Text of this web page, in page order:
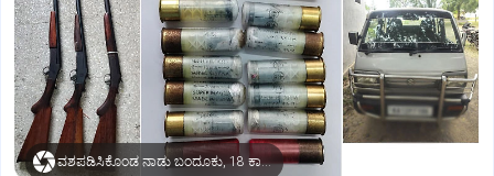
ವಶಪಡಿಸಿಕೊಂಡ ನಾಡು ಬಂದೂಕು, 18 ಕಾರ್ಟ್ರಿಜ್‌ ಗುಂಡುಗಳು, ಓಮ್ನಿ